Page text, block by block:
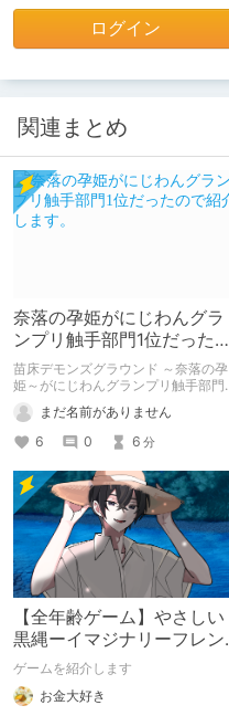
ログイン
関連まとめ
奈落の孕姫がにじわんグラ
ンプリ触手部門1位だったの
で紹介します。
苗床デモンズグラウンド ～奈落の孕
姫～がにじわんグランプリ触手部門1
まだ名前がありません
6
0 6 分
【全年齢ゲーム】やさしい
黒縄ーイマジナリーフレン
ドの「彼」と過ごすおぼん
やすみー
ゲームを紹介します
お金大好き